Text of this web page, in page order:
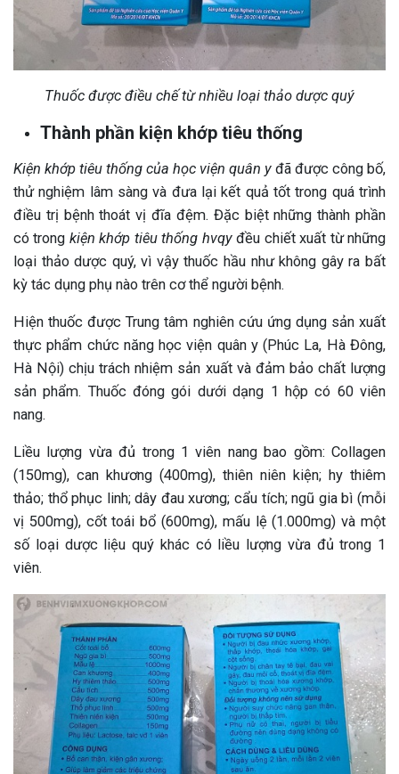
Thuốc được điều chế từ nhiều loại thảo dược quý
Thành phần kiện khớp tiêu thống
Kiện khớp tiêu thống của học viện quân y đã được công bố,
thử nghiệm lâm sàng và đưa lại kết quả tốt trong quá trình
điều trị bệnh thoát vị đĩa đệm. Đặc biệt những thành phần
có trong kiện khớp tiêu thống hvqyđều chiết xuất từ những
loại thảo dược quý, vì vậy thuốc hầu như không gây ra bất
kỳ tác dụng phụ nào trên cơ thể người bệnh.
Hiện thuốc được Trung tâm nghiên cứu ứng dụng sản xuất
thực phẩm chức năng học viện quân y (Phúc La, Hà Đông,
Hà Nội) chịu trách nhiệm sản xuất và đảm bảo chất lượng
sản phẩm. Thuốc đóng gói dưới dạng 1 hộp có 60 viên
nang.
Liều lượng vừa đủ trong 1 viên nang bao gồm: Collagen
(150mg), can khương (400mg), thiên niên kiện; hy thiêm
thảo; thổ phục linh; dây đau xương; cẩu tích; ngũ gia bì (mỗi
vị 500mg), cốt toái bổ (600mg), mấu lệ (1.000mg) và một
số loại dược liệu quý khác có liều lượng vừa đủ trong 1
viên.